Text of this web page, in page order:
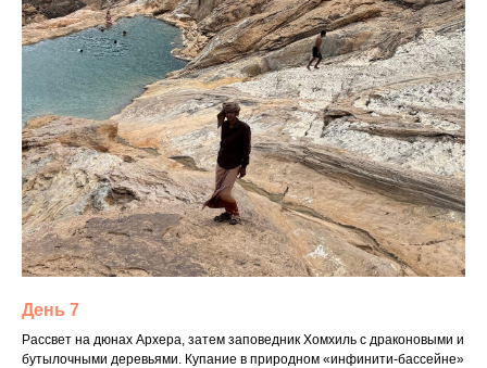
День 7
Рассвет на дюнах Архера, затем заповедник Хомхиль с драконовыми и
бутылочными деревьями. Купание в природном «инфинити-бассейне»